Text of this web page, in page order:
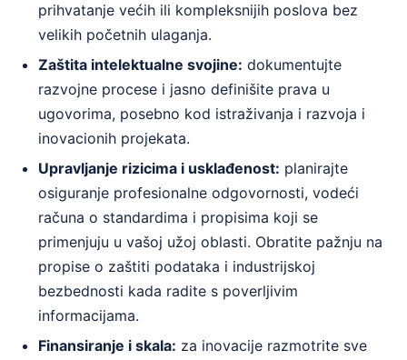
prihvatanje većih ili kompleksnijih poslova bez
velikih početnih ulaganja.
Zaštita intelektualne svojine: dokumentujte
razvojne procese i jasno definišite prava u
ugovorima, posebno kod istraživanja i razvoja i
inovacionih projekata.
Upravljanje rizicima i usklađenost: planirajte
osiguranje profesionalne odgovornosti, vodeći
računa o standardima i propisima koji se
primenjuju u vašoj užoj oblasti. Obratite pažnju na
propise o zaštiti podataka i industrijskoj
bezbednosti kada radite s poverljivim
informacijama.
Finansiranje i skala: za inovacije razmotrite sve